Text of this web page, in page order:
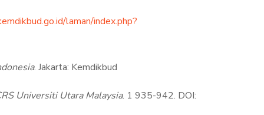
laman/index.php?
. Jakarta: Kemdikbud
Universiti Utara Malaysia. 1 935-942. DOI: